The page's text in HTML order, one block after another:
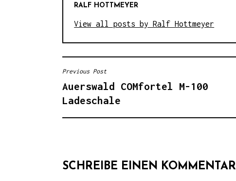
RALF HOTTMEYER
View all posts by Ralf Hottmeyer
B
E
A
Previous Post
Auerswald COMfortel M-100
Ladeschale
SCHREIBE EINEN KOMMENTAR